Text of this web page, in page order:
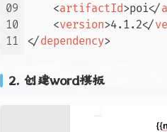
09
10
11
<artifactId>poi</
<version>4.1.2</
</dependency>
2. 创建word模板